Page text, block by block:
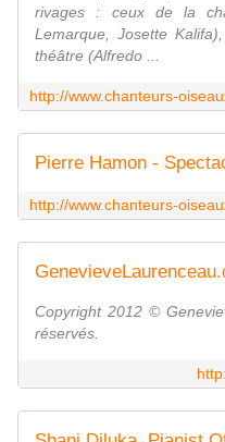
rivages : ceux de la
Lemarque, Josette
théâtre (Alfredo ...
Copyright 2012 ©
réservés.